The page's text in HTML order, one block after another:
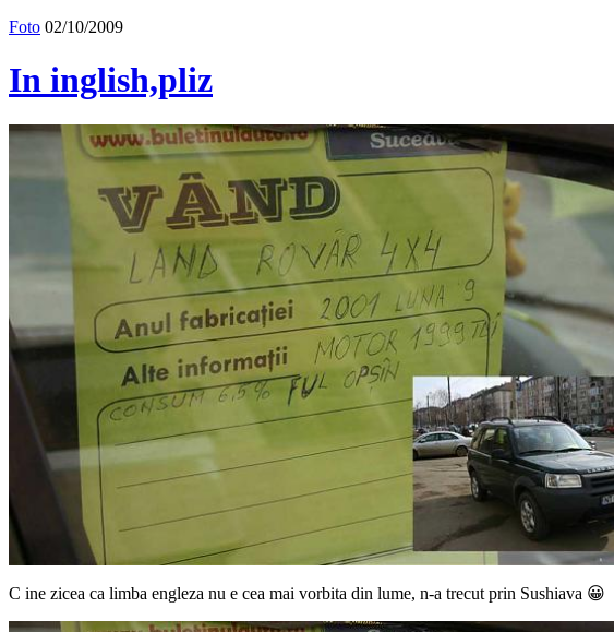
Foto 02/10/2009
In inglish,pliz
C ine zicea ca limba engleza nu e cea mai vorbita din lume, n-a trecut prin Sushiava 😀